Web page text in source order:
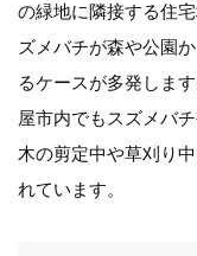
の緑地に隣接する住
ズメバチが森や公園
るケースが多発しま
屋市内でもスズメバ
木の剪定中や草刈り
れています。